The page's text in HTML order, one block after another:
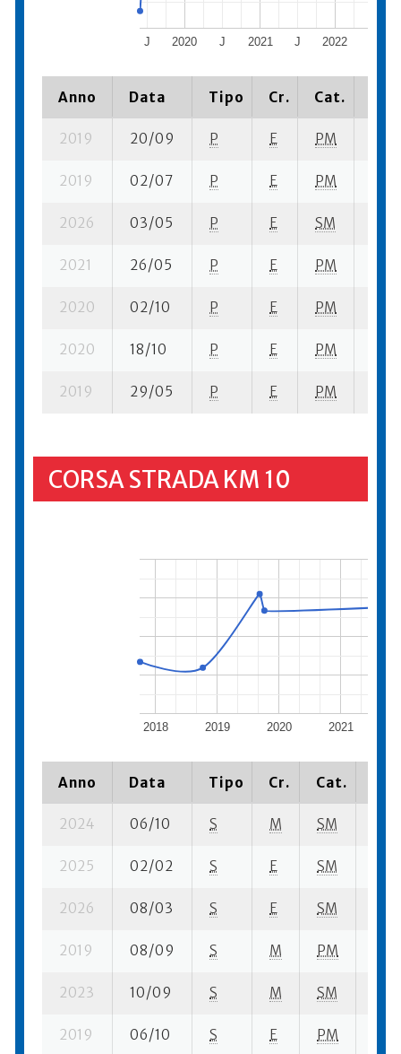
2020 2021 2022
J J J
Anno Data Tipo Cr. Cat.
2019 20/09 P E PM
2019 02/07 P E PM
2026 03/05 P E SM
2021 26/05 P E PM
2020 02/10 P E PM
2020 18/10 P E PM
2019 29/05 P E PM
CORSA STRADA KM 10
2018 2019 2020 2021
Anno Data Tipo Cr. Cat.
2024 06/10 S M SM
2025 02/02 S E SM
2026 08/03 S E SM
2019 08/09 S M PM
2023 10/09 S M SM
2019 06/10 S E PM